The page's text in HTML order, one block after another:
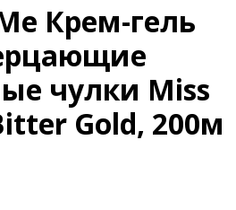
Крем-гель
чулки Miss
Gold, 200м